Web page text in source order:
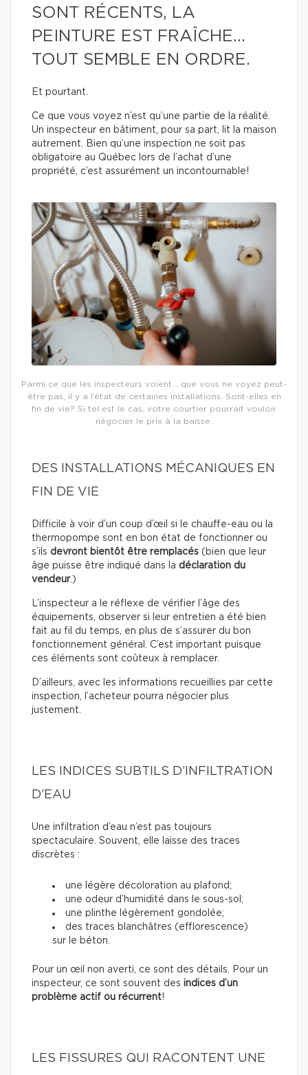
SONT RÉCENTS, LA
PEINTURE EST FRAÎCHE…
TOUT SEMBLE EN ORDRE.
Et pourtant.
Ce que vous voyez n’est qu’une partie de la réalité.
Un inspecteur en bâtiment, pour sa part, lit la maison
autrement. Bien qu’une inspection ne soit pas
obligatoire au Québec lors de l’achat d’une
propriété, c’est assurément un incontournable!
Parmi ce que les inspecteurs voient… que vous ne voyez peut-
être pas, il y a l’état de certaines installations. Sont-elles en
fin de vie? Si tel est le cas, votre courtier pourrait vouloir
négocier le prix à la baisse.
DES INSTALLATIONS MÉCANIQUES EN
FIN DE VIE
Difficile à voir d’un coup d’œil si le chauffe-eau ou la
thermopompe sont en bon état de fonctionner ou
s’ils devront bientôt être remplacés (bien que leur
âge puisse être indiqué dans la déclaration du
vendeur.)
L’inspecteur a le réflexe de vérifier l’âge des
équipements, observer si leur entretien a été bien
fait au fil du temps, en plus de s’assurer du bon
fonctionnement général. C’est important puisque
ces éléments sont coûteux à remplacer.
D’ailleurs, avec les informations recueillies par cette
inspection, l’acheteur pourra négocier plus
justement.
LES INDICES SUBTILS D’INFILTRATION
D’EAU
Une infiltration d’eau n’est pas toujours
spectaculaire. Souvent, elle laisse des traces
discrètes :
une légère décoloration au plafond;
une odeur d’humidité dans le sous-sol;
une plinthe légèrement gondolée;
des traces blanchâtres (efflorescence)
sur le béton.
Pour un œil non averti, ce sont des détails. Pour un
inspecteur, ce sont souvent des indices d’un
problème actif ou récurrent!
LES FISSURES QUI RACONTENT UNE